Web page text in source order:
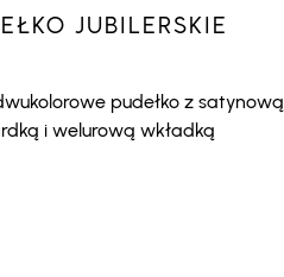
JUBILERSKIE
pudełko z satynową
i welurową wkładką